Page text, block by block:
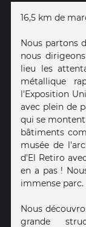
16,5 km de
Nous partons
nous
lieu les
métallique
l'Exposition
avec plein de
qui se montent
bâtiments
musée de
d'El Retiro
en a pas !
immense parc.
Nous
grande